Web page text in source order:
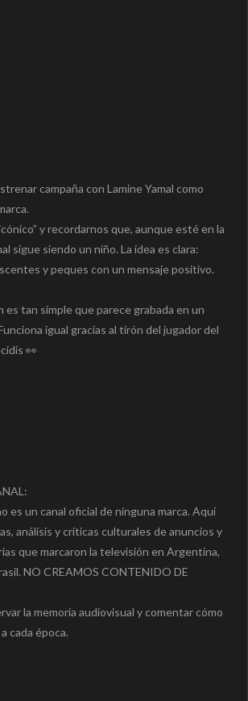
campaña con Lamine Yamal como
y recordarnos que, aunque esté en la
sigue siendo un niño. La idea es clara:
y peques con un mensaje positivo.
es tan simple que parece grabada en un
igual gracias al tirón del jugador del
👀
es un canal oficial de ninguna marca. Aquí
análisis y críticas culturales de anuncios y
que marcaron la televisión en Argentina,
NO CREAMOS CONTENIDO DE
la memoria audiovisual y comentar cómo
cada época.